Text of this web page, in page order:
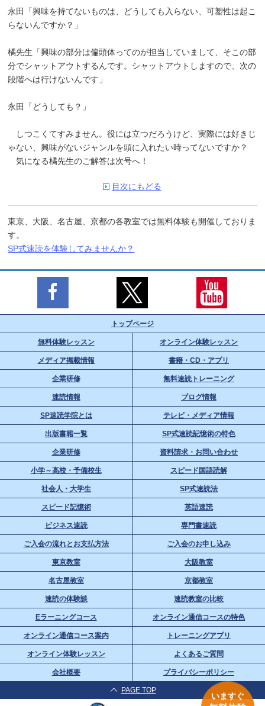
永田「興味を持てないものは、どうしても入らない、可塑性は起こ
らないんですか？」
橘先生「興味の部分は偏頭体ってのが担当していまして、そこの部
分でシャットアウトするんです。シャットアウトしますので、次の
段階へは行けないんです」
永田「どうしても？」
しつこくてすみません。役には立つだろうけど、実際には好きじ
ゃない、興味がないジャンルを頭に入れたい時ってないですか？
気になる橘先生のご解答は次号へ！
目次にもどる
東京、大阪、名古屋、京都の各教室では無料体験も開催しておりま
す。
SP式速読を体験してみませんか？
トップページ
無料体験レッスン オンライン体験レッスン
メディア掲載情報 書籍・CD・アプリ
企業研修 無料速読トレーニング
速読情報 ブログ情報
SP速読学院とは テレビ・メディア情報
出版書籍一覧 SP式速読記憶術の特色
企業研修 資料請求・お問い合わせ
小学～高校・予備校生 スピード国語読解
社会人・大学生 SP式速読法
スピード記憶術 英語速読
ビジネス速読 専門書速読
ご入会の流れとお支払方法 ご入会のお申し込み
東京教室 大阪教室
名古屋教室 京都教室
速読の体験談 速読教室の比較
Eラーニングコース オンライン通信コースの特色
オンライン通信コース案内 トレーニングアプリ
オンライン体験レッスン よくあるご質問
会社概要 プライバシーポリシー
PAGE TOP
いますぐ